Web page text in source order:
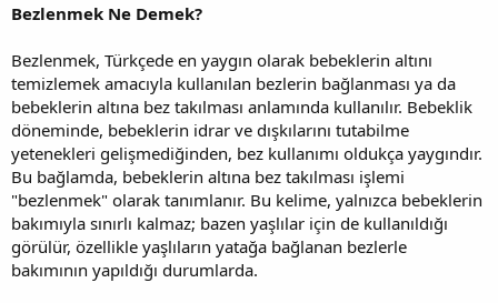
Bezlenmek Ne Demek?
Bezlenmek, Türkçede en yaygın olarak bebeklerin altını
temizlemek amacıyla kullanılan bezlerin bağlanması ya da
bebeklerin altına bez takılması anlamında kullanılır. Bebeklik
döneminde, bebeklerin idrar ve dışkılarını tutabilme
yetenekleri gelişmediğinden, bez kullanımı oldukça yaygındır.
Bu bağlamda, bebeklerin altına bez takılması işlemi
"bezlenmek" olarak tanımlanır. Bu kelime, yalnızca bebeklerin
bakımıyla sınırlı kalmaz; bazen yaşlılar için de kullanıldığı
görülür, özellikle yaşlıların yatağa bağlanan bezlerle
bakımının yapıldığı durumlarda.